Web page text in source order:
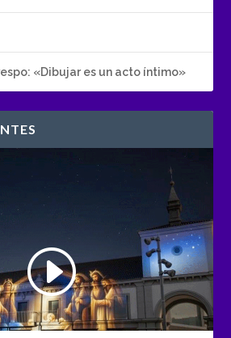
«Dibujar es un acto íntimo»